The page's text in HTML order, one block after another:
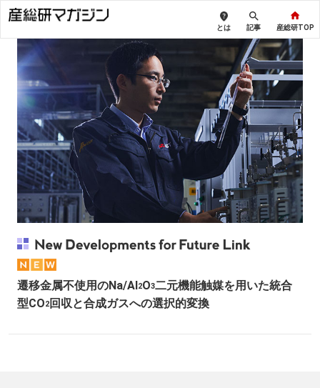
とは 記事 産総研TOP
遷移金属不使用のNa/Al2O3二元機能触媒を用いた統合
型CO2 回収と合成ガスへの選択的変換